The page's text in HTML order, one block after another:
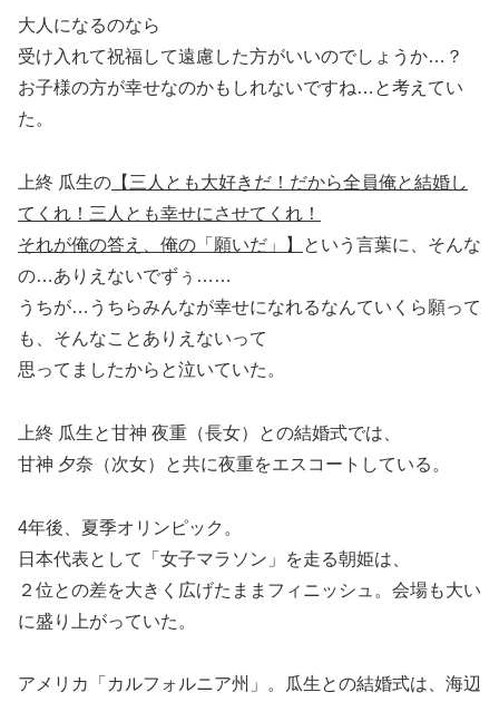
大人になるのなら
受け入れて祝福して遠慮した方がいいのでしょうか…？
お子様の方が幸せなのかもしれないですね…と考えてい
た。
上終 瓜生の 【三人とも大好きだ！だから全員俺と結婚し
てくれ！三人とも幸せにさせてくれ！
それが俺の答え、俺の「願いだ」】
という言葉に、そんな
の…ありえないでずぅ……
うちが…うちらみんなが幸せになれるなんていくら願って
も、そんなことありえないって
思ってましたからと泣いていた。
上終 瓜生と甘神 夜重（長女）との結婚式では、
甘神 夕奈（次女）と共に夜重をエスコートしている。
4年後、夏季オリンピック。
日本代表として「女子マラソン」を走る朝姫は、
２位との差を大きく広げたままフィニッシュ。会場も大い
に盛り上がっていた。
アメリカ「カルフォルニア州」。瓜生との結婚式は、海辺